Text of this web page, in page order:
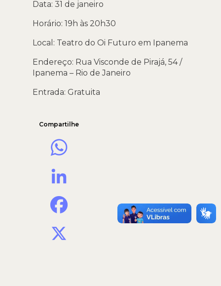
Data: 31 de janeiro
Horário: 19h às 20h30
Local: Teatro do Oi Futuro em Ipanema
Endereço: Rua Visconde de Pirajá, 54 /
Ipanema – Rio de Janeiro
Entrada: Gratuita
Compartilhe